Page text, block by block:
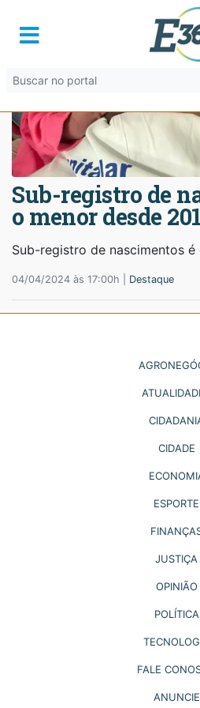
Sub-registro de
o menor desde
Sub-registro de nascimentos
04/04/2024 às 17:00h | Destaque
CIDADE
ESPORTE
JUSTIÇA
OPINIÃO
POLÍTICA
FALE
ANUNCIE